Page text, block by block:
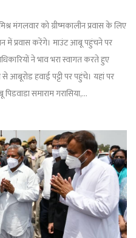
मंगलवार को ग्रीष्मकालीन प्रवास के लिए
में प्रवास करेंगे। माउंट आबू पहुंचने पर
ने भाव भरा स्वागत करते हुए
से आबूरोड हवाई पट्टी पर पहुंचे। यहां पर
समाराम गरासिया,...